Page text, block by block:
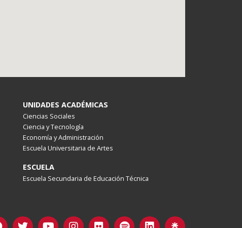
UNIDADES ACADÉMICAS
Ciencias Sociales
Ciencia y Tecnología
Economía y Administración
Escuela Universitaria de Artes
ESCUELA
Escuela Secundaria de Educación Técnica